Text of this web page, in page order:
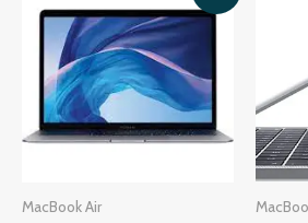
MacBook Air